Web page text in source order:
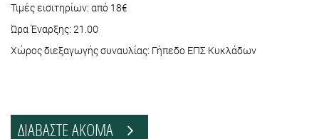
Τιμές εισιτηρίων: από 18€
Ώρα Έναρξης: 21.00
Χώρος διεξαγωγής συναυλίας: Γήπεδο ΕΠΣ Κυκλάδων
ΔΙΑΒΑΣΤΕ ΑΚΟΜΑ